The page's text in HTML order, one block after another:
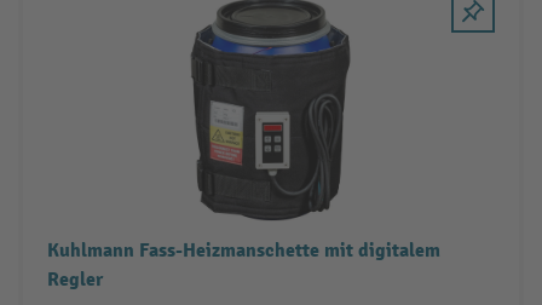
Kuhlmann Fass-Heizmanschette mit digitalem
Regler